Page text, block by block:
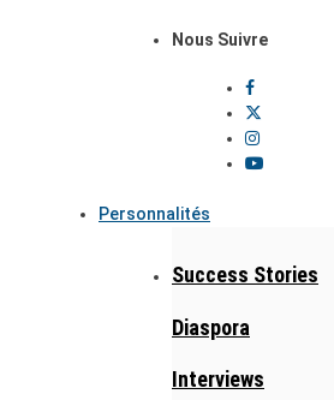
Nous Suivre
Personnalités
Success Stories
Diaspora
Interviews